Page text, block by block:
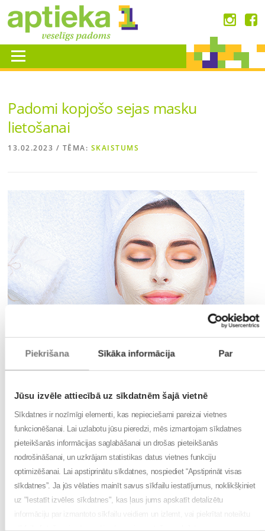
Piekrišana Sīkāka informācija Par
Jūsu izvēle attiecībā uz sīkdatnēm šajā vietnē
Sīkdatnes ir nozīmīgi elementi, kas nepieciešami pareizai vietnes
funkcionēšanai. Lai uzlabotu jūsu pieredzi, mēs izmantojam sīkdatnes
pieteikšanās informācijas saglabāšanai un drošas pieteikšanās
nodrošināšanai, un uzkrājam statistikas datus vietnes funkciju
optimizēšanai. Lai apstiprinātu sīkdatnes, nospiediet “Apstiprināt visas
sīkdatnes”. Ja jūs vēlaties mainīt savus sīkfailu iestatījumus, noklikšķiniet
uz "Iestatīt izvēles sīkdatnes", kas ļaus jums apskatīt detalizētu
informāciju par izmantoto sīkfailu veidiem un izlemt, vai piekrītat noteiktu
content
Menu
Padomi kopjošo sejas masku
lietošanai
13.02.2023 / TĒMA: SKAISTUMS
Konsultē“Aptieka Valka” farmaceite Sabīne Kazaka.
Šobrīd pārdošanā ir pieejams ļoti plašs kosmētikas līdzekļu klāsts ar
neapjukt plašajā kosmētikas masku klāstā un izvēlēties savai sejas ādai
piemērotākās?
Kosmētika vienmēr ir jāizvēlas atbilstoši ādas tipam un stāvoklim. Arī lai no
kosmētiskām sejas maskām gūtu pēc iespējas labāku efektu, noteikti
jāizvēlas savai sejas ādai atbilstoša sejas maska. Izplatītākie sejas ādas tipi
sausa un jutīga āda,
nobriedusi āda,